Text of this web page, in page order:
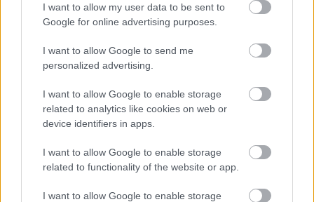
I want to allow my user data to be sent to
Google for online advertising purposes.
I want to allow Google to send me
personalized advertising.
I want to allow Google to enable storage
related to analytics like cookies on web or
device identifiers in apps.
I want to allow Google to enable storage
related to functionality of the website or app.
I want to allow Google to enable storage
használta fel mindazokat a természeti erőforrásokat, amelyeket
bolygónk egy év alatt képes megújítani. Ettől a naptól kezdve
közleményében a WWF Magyarország.
HIRDETÉS